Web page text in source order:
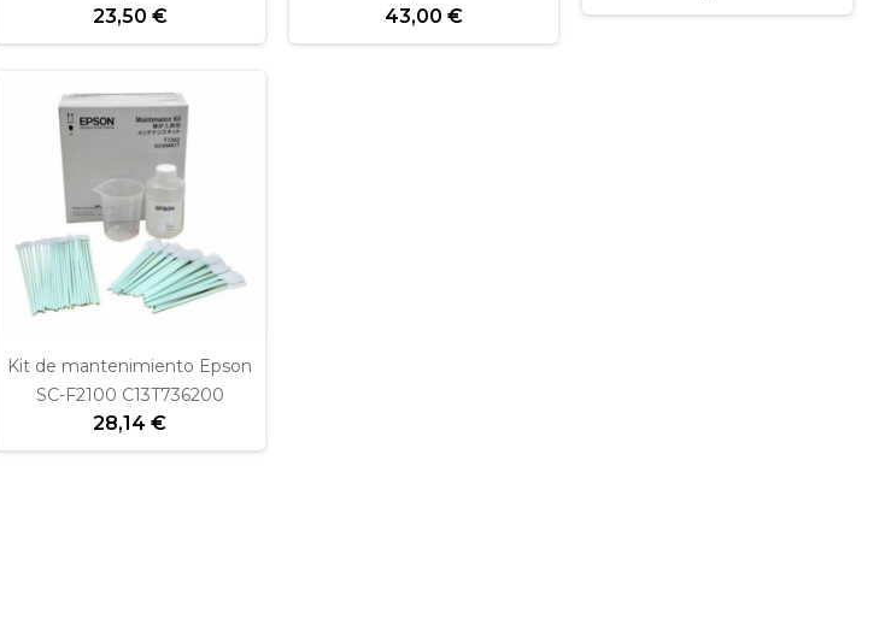
23,50 € 43,00 €
Kit de mantenimiento Epson
SC-F2100 C13T736200
28,14 €